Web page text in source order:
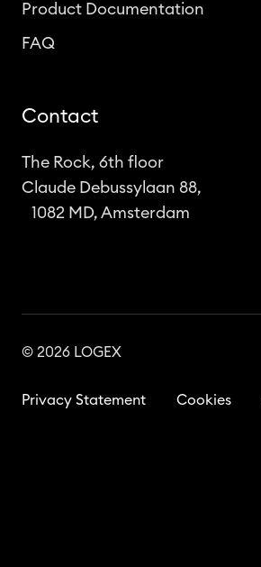
Product Documentation
FAQ
Contact
The Rock, 6th floor
Claude Debussylaan 88,
1082 MD, Amsterdam
© 2026 LOGEX
Privacy Statement Cookies